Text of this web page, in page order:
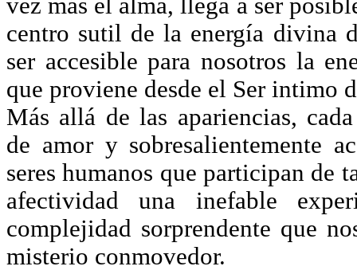
vez más el alma, llega a ser
centro sutil de la energía divina
ser accesible para nosotros la
que proviene desde el Ser intimo
Más allá de las apariencias,
de amor y sobresalientemente
seres humanos que participan de
afectividad una inefable
complejidad sorprendente que
misterio conmovedor.